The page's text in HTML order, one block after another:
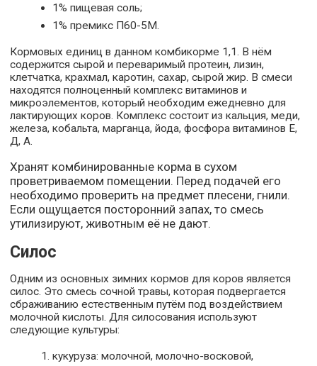
1% пищевая соль;
1% премикс П60-5М.
Кормовых единиц в данном комбикорме 1,1. В нём
содержится сырой и переваримый протеин, лизин,
клетчатка, крахмал, каротин, сахар, сырой жир. В смеси
находятся полноценный комплекс витаминов и
микроэлементов, который необходим ежедневно для
лактирующих коров. Комплекс состоит из кальция, меди,
железа, кобальта, марганца, йода, фосфора витаминов Е,
Д, А.
Хранят комбинированные корма в сухом
проветриваемом помещении. Перед подачей его
необходимо проверить на предмет плесени, гнили.
Если ощущается посторонний запах, то смесь
утилизируют, животным её не дают.
Силос
Одним из основных зимних кормов для коров является
силос. Это смесь сочной травы, которая подвергается
сбраживанию естественным путём под воздействием
молочной кислоты. Для силосования используют
следующие культуры:
кукуруза: молочной, молочно-восковой,